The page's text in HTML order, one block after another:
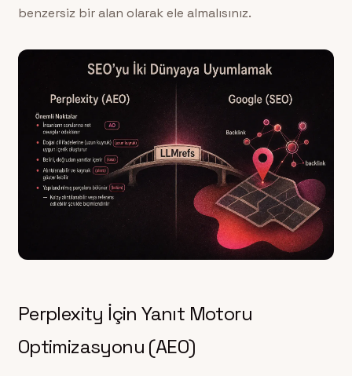
benzersiz bir alan olarak ele almalısınız.
Perplexity İçin Yanıt Motoru
Optimizasyonu (AEO)